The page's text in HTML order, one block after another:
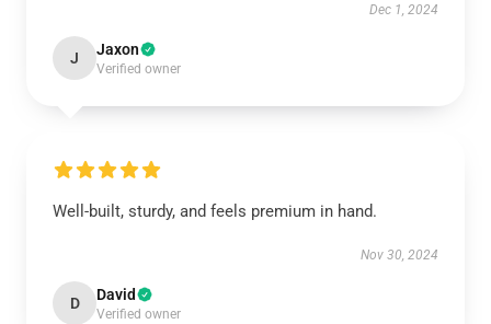
Dec 1, 2024
J Jaxon
Verified owner
Well-built, sturdy, and feels premium in hand.
Nov 30, 2024
D David
Verified owner